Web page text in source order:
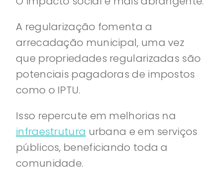
A regularização fomenta a
arrecadação municipal, uma vez
que propriedades regularizadas são
potenciais pagadoras de impostos
como o IPTU.
Isso repercute em melhorias na
infraestrutura urbana e em serviços
públicos, beneficiando toda a
comunidade.